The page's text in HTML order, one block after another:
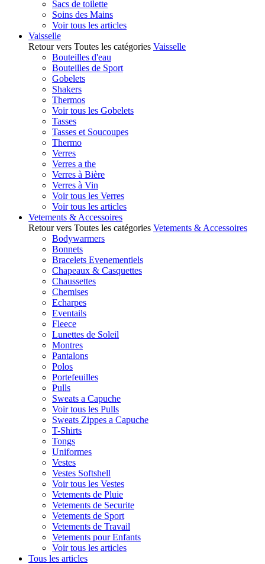
Sacs de toilette
Soins des Mains
Voir tous les articles
Vaisselle
Retour vers Toutes les catégories Vaisselle
Bouteilles d'eau
Bouteilles de Sport
Gobelets
Shakers
Thermos
Voir tous les Gobelets
Tasses
Tasses et Soucoupes
Thermo
Verres
Verres a the
Verres à Bière
Verres à Vin
Voir tous les Verres
Voir tous les articles
Vetements & Accessoires
Retour vers Toutes les catégories Vetements & Accessoires
Bodywarmers
Bonnets
Bracelets Evenementiels
Chapeaux & Casquettes
Chaussettes
Chemises
Echarpes
Eventails
Fleece
Lunettes de Soleil
Montres
Pantalons
Polos
Portefeuilles
Pulls
Sweats a Capuche
Voir tous les Pulls
Sweats Zippes a Capuche
T-Shirts
Tongs
Uniformes
Vestes
Vestes Softshell
Voir tous les Vestes
Vetements de Pluie
Vetements de Securite
Vetements de Sport
Vetements de Travail
Vetements pour Enfants
Voir tous les articles
Tous les articles